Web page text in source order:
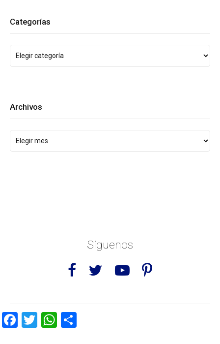
Categorías
Archivos
Síguenos
Facebook
TwitterWhatsApp